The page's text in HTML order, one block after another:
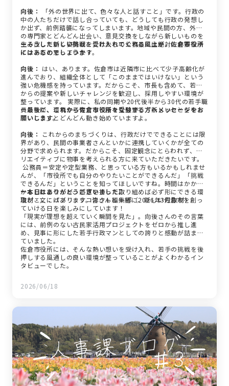
向後：
「外の世界に出て、色々な人と話すこと」です。行政の
中の人たちだけで話し合っていても、どうしても行政の発想し
か出ず、前例踏襲になってしまいます。地域や民間の方、外部
の専門家とどんどん出会い、意見交換をしながら新しいものを
生み出していく姿勢が、これからの公務員には絶対に必要なポ
イントだと思っています。
ーそうした新しい挑戦を受け入れてくれる風土が、佐倉市役所
にはあるのでしょうか？
向後： はい、あります。佐倉市は近隣市に比べて少子高齢化が
進んでおり、組織全体として「このままではいけない」という
強い危機感を持っています。だからこそ、市長も含めて、若手
からの提案や新しいチャレンジを歓迎し、採用しやすい環境が
整っています。 実際に、私の同期や20代後半から30代の若手職
員たちが、環境や子育てなど様々な分野で「新しいことをやっ
ていこう」とどんどん動き始めていますよ。
ー最後に、これから佐倉市役所を受験する方へメッセージをお
願いします。
向後：
これからのまちづくりは、行政だけでできることには限
界があり、民間の事業者さんといかに連携していくかが全ての
分野で求められます。だからこそ、固定観念にとらわれず、ク
リエイティブに物事を考えられる方に来ていただきたいです。
公務員＝安定や定型業務、と思っている方もいるかもしれませ
んが、「市役所でも自分のやりたいことができるんだ」「挑戦
できるんだ」ということを知ってほしいですね。時間はかかる
かもしれませんが、熱意を持って取り組めば必ず形にできる環
境がここにはあります。皆さんと一緒に、新しい佐倉市を創っ
ていける日を楽しみにしています！
ー本日はありがとうございました。
取材・文：パブリックコネクト編集部（2026年3月取材）
「現実が理想を超えていく瞬間を見た」。向後さんのその言葉
には、前例のない古民家活用プロジェクトをゼロから推し進
め、見事に形にした若手行政マンとしての誇りと感動が詰まっ
ていました。
佐倉市役所には、そんな熱い想いを受け入れ、若手の挑戦を後
押しする風通しの良い環境が整っていることがよくわかるイン
タビューでした。
2026/06/18